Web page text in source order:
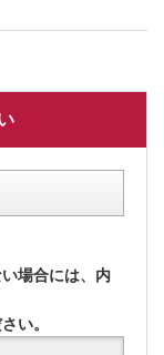
場合には、内
い。